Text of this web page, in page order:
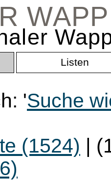
Listen
'Suche
(1524) |